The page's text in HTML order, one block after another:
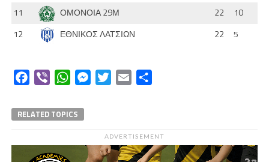
11
ΟΜΟΝΟΙΑ 29Μ 22
10
12
ΕΘΝΙΚΟΣ ΛΑΤΣΙΩΝ 22 5
Facebook
Viber WhatsAppMessengerTwitterEmail
RELATED TOPICS
ADVERTISEMENT